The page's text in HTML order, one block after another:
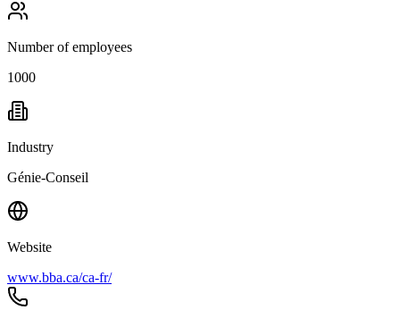
Number of employees
1000
Industry
Génie-Conseil
Website
www.bba.ca/ca-fr/